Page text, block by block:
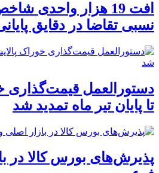
افت 19 هزار واحدی
نسبی تقاضا در دقایق
دستورالعمل قیمت‌گذاری
تا پایان تیر ماه تمدید شد
پذیرش‌های بورس کالا در